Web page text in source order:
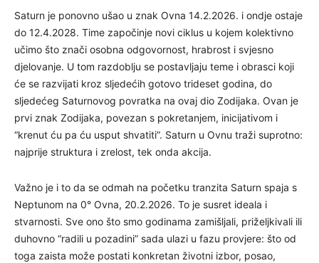
Saturn je ponovno ušao u znak Ovna 14.2.2026. i ondje ostaje
do 12.4.2028. Time započinje novi ciklus u kojem kolektivno
učimo što znači osobna odgovornost, hrabrost i svjesno
djelovanje. U tom razdoblju se postavljaju teme i obrasci koji
će se razvijati kroz sljedećih gotovo trideset godina, do
sljedećeg Saturnovog povratka na ovaj dio Zodijaka. Ovan je
prvi znak Zodijaka, povezan s pokretanjem, inicijativom i
“krenut ću pa ću usput shvatiti”. Saturn u Ovnu traži suprotno:
najprije struktura i zrelost, tek onda akcija.
Važno je i to da se odmah na početku tranzita Saturn spaja s
Neptunom na 0° Ovna, 20.2.2026. To je susret ideala i
stvarnosti. Sve ono što smo godinama zamišljali, priželjkivali ili
duhovno “radili u pozadini” sada ulazi u fazu provjere: što od
toga zaista može postati konkretan životni izbor, posao,